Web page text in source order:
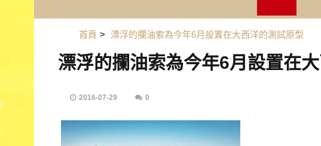
首頁 > 漂浮的攔油索為今年6月設置在大西洋的測試原型
漂浮的攔油索為今年6月設置在
2016-07-29 0